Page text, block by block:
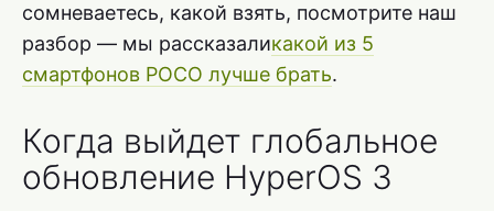
сомневаетесь, какой взять, посмотрите наш
разбор — мы рассказаликакой из 5
смартфонов POCO лучше брать.
Когда выйдет глобальное
обновление HyperOS 3